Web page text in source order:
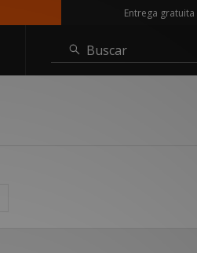
Entrega gratuita a
Buscar